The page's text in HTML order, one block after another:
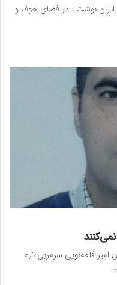
ایران نوشت: در فضای خوف و
امیر قلعه‌نویی سرمربی تیم